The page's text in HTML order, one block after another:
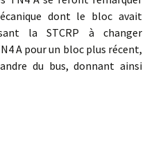
dont le bloc avait
la STCRP à changer
A pour un bloc plus récent,
du bus, donnant ainsi